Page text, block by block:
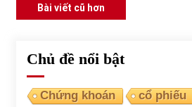
ĐiềuBài viết cũ hơn
Chủ đề nổi bật
Chứng khoán cổ phiếu